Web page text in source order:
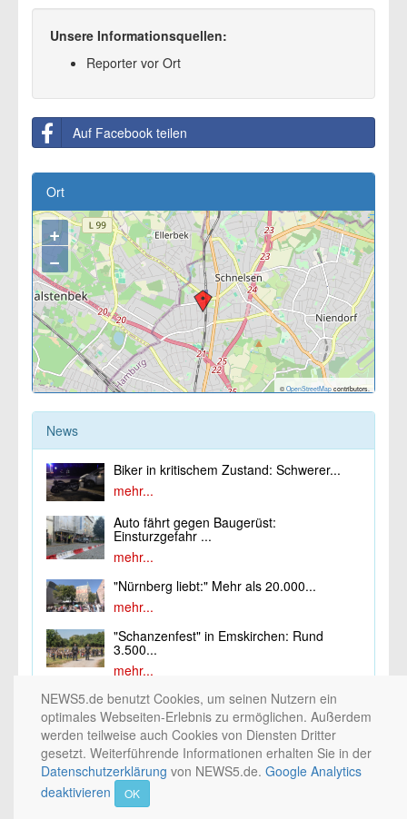
Unsere Informationsquellen:
Reporter vor Ort
Auf Facebook teilen
Ort
+
−
© OpenStreetMapcontributors.
News
Biker in kritischem Zustand: Schwerer...
mehr...
Auto fährt gegen Baugerüst:
Einsturzgefahr ...
mehr...
"Nürnberg liebt:" Mehr als 20.000...
mehr...
"Schanzenfest" in Emskirchen: Rund
3.500...
mehr...
© 2002 - 2026 by5NETWORK/PICTURE5/ Medienhaus Nürnberg / 10nach8 /
NEWS5. All rights reserved. / 2.0.0
NEWS5.de benutzt Cookies, um seinen Nutzern ein
optimales Webseiten-Erlebnis zu ermöglichen. Außerdem
werden teilweise auch Cookies von Diensten Dritter
gesetzt. Weiterführende Informationen erhalten Sie in der
Datenschutzerklärung von NEWS5.de. Google Analytics
deaktivieren
OK